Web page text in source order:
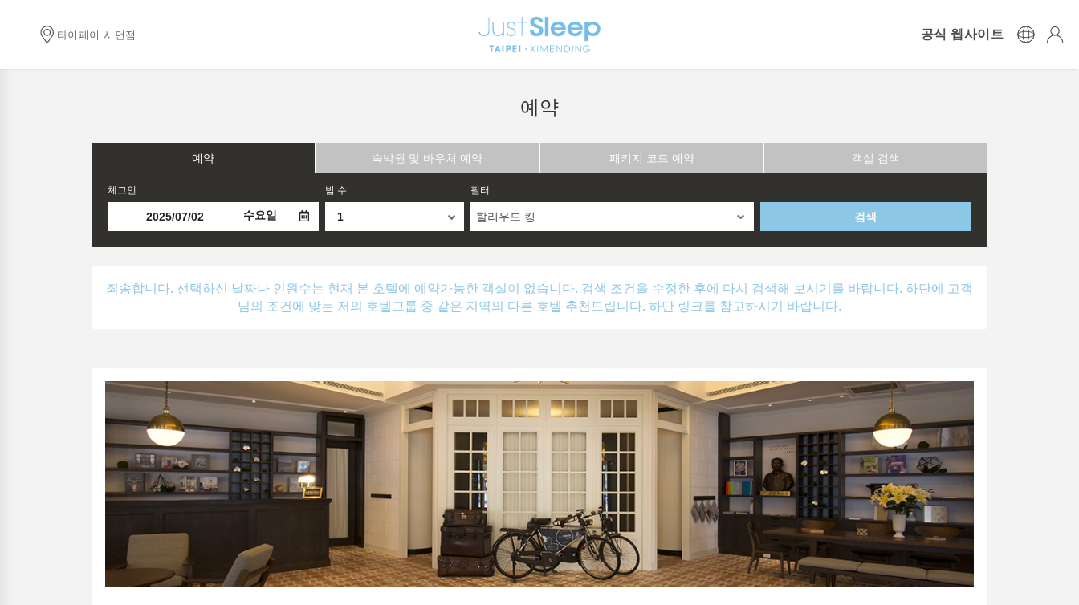
타이페이 시먼점 공식 웹사이트
예약
예약 숙박권 및 바우처 예약 패키지 코드 예약 객실 검색
체그인
수요일
밤 수 필터
할리우드 킹 검색
죄송합니다. 선택하신 날짜나 인원수는 현재 본 호텔에 예약가능한 객실이 없습니다. 검색 조건을 수정한 후에 다시 검색해 보시기를 바랍니다. 하단에 고객
님의 조건에 맞는 저의 호텔그룹 중 같은 지역의 다른 호텔 추천드립니다. 하단 링크를 참고하시기 바랍니다.